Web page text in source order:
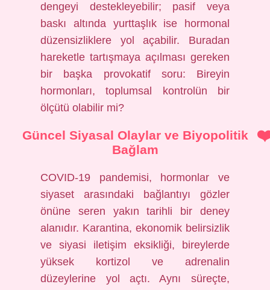
dengeyi destekleyebilir; pasif veya
baskı altında yurttaşlık ise hormonal
düzensizliklere yol açabilir. Buradan
hareketle tartışmaya açılması gereken
bir başka provokatif soru: Bireyin
hormonları, toplumsal kontrolün bir
ölçütü olabilir mi?
Güncel Siyasal Olaylar ve Biyopolitik
Bağlam
COVID-19 pandemisi, hormonlar ve
siyaset arasındaki bağlantıyı gözler
önüne seren yakın tarihli bir deney
alanıdır. Karantina, ekonomik belirsizlik
ve siyasi iletişim eksikliği, bireylerde
yüksek kortizol ve adrenalin
düzeylerine yol açtı. Aynı süreçte,